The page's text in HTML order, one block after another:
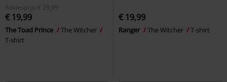
Adviesprijs
€ 29,99
€ 19,99
The Toad Prince
The Witcher
T-shirt
€ 19,99
Ranger The Witcher T-shirt